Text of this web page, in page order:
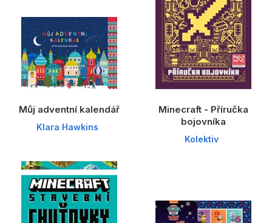
Jazyky
Kalendáře
Komiks
Křížovky
Kuchařky
Poezie
Populárně - naučná pro dospělé
Můj adventní kalendář
Klara Hawkins
Minecraft - Příručka
bojovníka
Kolektiv